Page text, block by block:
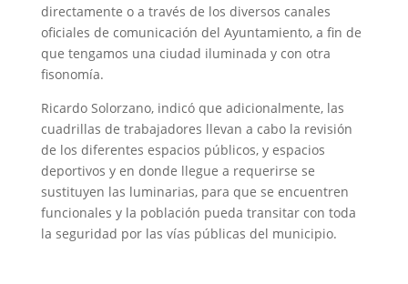
directamente o a través de los diversos canales
oficiales de comunicación del Ayuntamiento, a fin de
que tengamos una ciudad iluminada y con otra
fisonomía.
Ricardo Solorzano, indicó que adicionalmente, las
cuadrillas de trabajadores llevan a cabo la revisión
de los diferentes espacios públicos, y espacios
deportivos y en donde llegue a requerirse se
sustituyen las luminarias, para que se encuentren
funcionales y la población pueda transitar con toda
la seguridad por las vías públicas del municipio.